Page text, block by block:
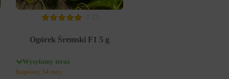
Ogórek Śremski F1 5 g
Wysyłamy teraz
Kupiony 34 razy